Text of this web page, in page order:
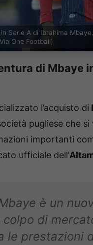
in Serie A di Ibrahima
One Football)
di Mbaye
l’acquisto di
pugliese che
importanti
ufficiale dell’
è un
colpo di
le prestazioni